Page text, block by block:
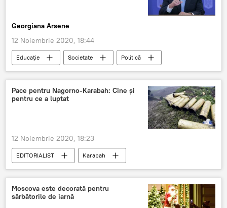
Georgiana Arsene
12 Noiembrie 2020, 18:44
Educație Societate
Politică
Klaus Iohannis
Școala
Pace pentru Nagorno-Karabah: Cine și
pentru ce a luptat
12 Noiembrie 2020, 18:23
EDITORIALIST Karabah
Moscova este decorată pentru
sărbătorile de iarnă